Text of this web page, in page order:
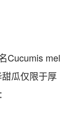
Cucumis mel
瓜仅限于厚